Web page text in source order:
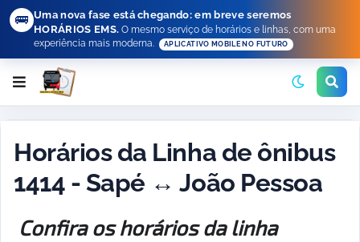
🚌 Uma nova fase está chegando: em breve seremos
HORÁRIOS EMS. O mesmo serviço de horários e linhas, com uma
experiência mais moderna.
APLICATIVO MOBILE NO FUTURO
Horários da Linha de ônibus
1414 - Sapé ↔ João Pessoa
Confira os horários da linha